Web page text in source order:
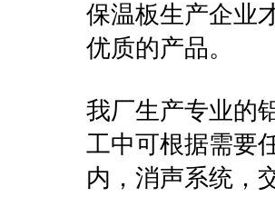
保温板生产企业
优质的产品。
我厂生产专业的
工中可根据需要
内，消声系统，